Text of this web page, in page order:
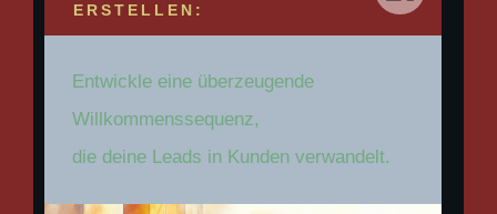
ERSTELLEN:
Entwickle eine überzeugende
Willkommenssequenz,
die deine Leads in Kunden verwandelt.